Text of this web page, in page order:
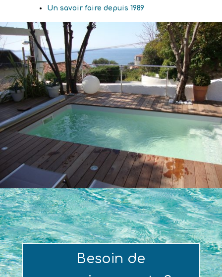
Un savoir faire depuis 1989
Besoin de